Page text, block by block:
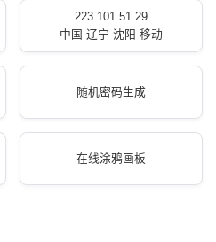
223.101.51.29
中国 辽宁 沈阳 移动
随机密码生成
在线涂鸦画板